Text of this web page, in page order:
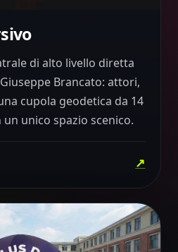
di alto livello diretta
Brancato: attori,
cupola geodetica da 14
unico spazio scenico.
↗